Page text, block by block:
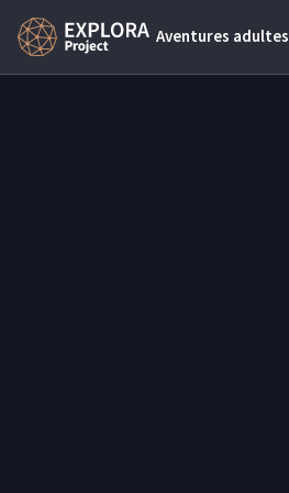
Aventures adultes